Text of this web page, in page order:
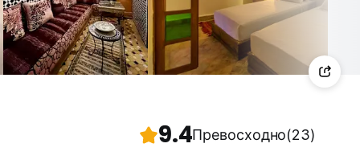
9.4Превосходно(23)